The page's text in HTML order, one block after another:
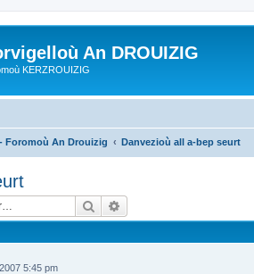
An DROUIZIG
KERZROUIZIG
Foromoù An Drouizig Danvezioù all a-bep seurt
Rechercher
5:45 pm